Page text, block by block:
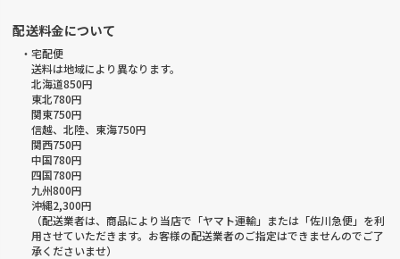
配送料金について
・宅配便
送料は地域により異なります。
北海道850円
東北780円
関東750円
信越、北陸、東海750円
関西750円
中国780円
四国780円
九州800円
沖縄2,300円
（配送業者は、商品により当店で「ヤマト運輸」または「佐川急便」を利
用させていただきます。お客様の配送業者のご指定はできませんのでご了
承くださいませ）